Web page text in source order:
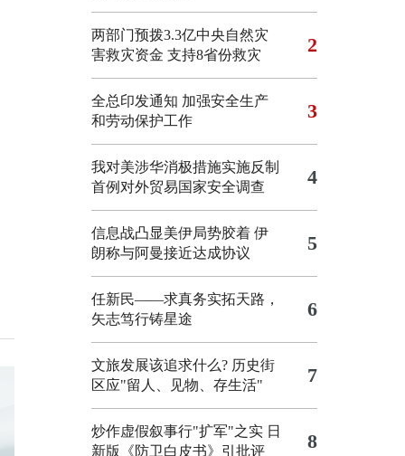
两部门预拨3.3亿中央自然灾
害救灾资金 支持8省份救灾
2
全总印发通知 加强安全生产
和劳动保护工作
3
我对美涉华消极措施实施反制
首例对外贸易国家安全调查
4
信息战凸显美伊局势胶着 伊
朗称与阿曼接近达成协议
5
任新民——求真务实拓天路，
矢志笃行铸星途
6
文旅发展该追求什么? 历史街
区应"留人、见物、存生活"
7
炒作虚假叙事行"扩军"之实 日
新版《防卫白皮书》引批评
8